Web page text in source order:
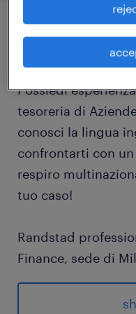
Possiedi
tesoreria di
conosci la lingua
confrontarti con
respiro
tuo caso!
Randstad
Finance, sede di
per realtà di
nel settore